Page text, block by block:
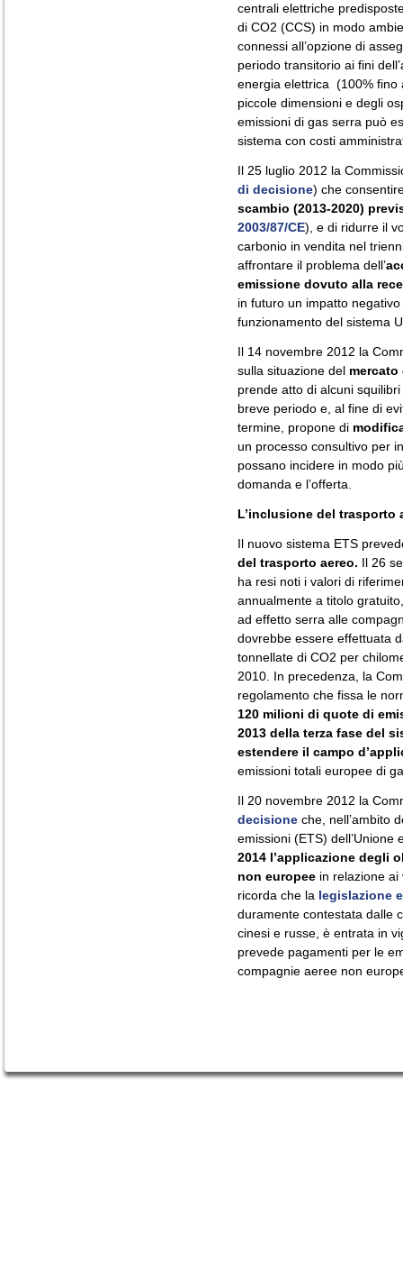
centrali elettriche
di CO2 (CCS) in modo
connessi all’opzione di
periodo transitorio ai fini
energia elettrica (100% fino
piccole dimensioni e degli
emissioni di gas serra può
sistema con costi
Il 25 luglio 2012 la
di decisione) che
scambio (2013-2020)
2003/87/CE), e di ridurre il
carbonio in vendita nel
affrontare il problema dell’
emissione dovuto alla
in futuro un impatto
funzionamento del sistema
Il 14 novembre 2012 la
sulla situazione del
prende atto di alcuni
breve periodo e, al fine di
termine, propone di
un processo consultivo per
possano incidere in modo
domanda e l’offerta.
L’inclusione del trasporto
Il nuovo sistema ETS
del trasporto aereo. Il 26
ha resi noti i valori di
annualmente a titolo
ad effetto serra alle
dovrebbe essere effettuata
tonnellate di CO2 per
2010. In precedenza, la
regolamento che fissa le
120 milioni di quote di
2013 della terza fase del
estendere il campo
emissioni totali europee di
Il 20 novembre 2012 la
decisione che, nell’ambito
emissioni (ETS) dell’Unione
2014 l’applicazione degli
non europee in relazione ai
ricorda che la legislazione
duramente contestata dalle
cinesi e russe, è entrata in
prevede pagamenti per le
compagnie aeree non